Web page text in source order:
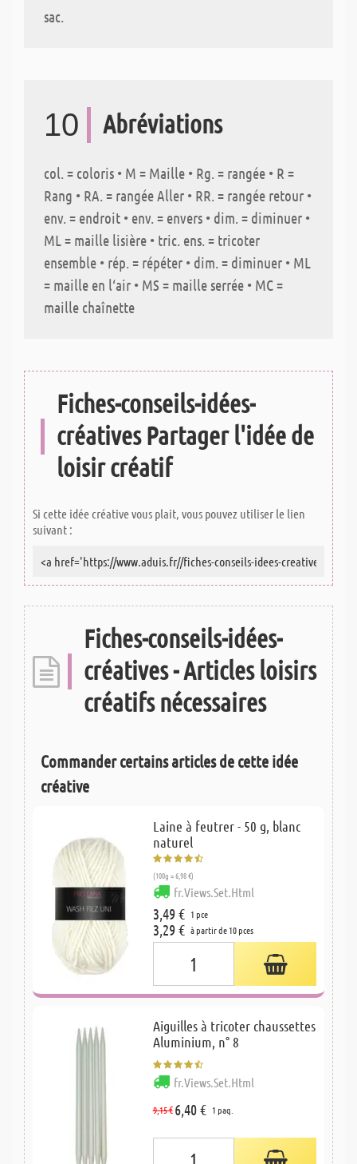
sac.
10 Abréviations
col. = coloris • M = Maille • Rg. = rangée • R =
Rang • RA. = rangée Aller • RR. = rangée retour •
env. = endroit • env. = envers • dim. = diminuer •
ML = maille lisière • tric. ens. = tricoter
ensemble • rép. = répéter • dim. = diminuer • ML
= maille en l‘air • MS = maille serrée • MC =
maille chaînette
Fiches-conseils-idées-
créatives Partager l'idée de
loisir créatif
Si cette idée créative vous plait, vous pouvez utiliser le lien
suivant :
Fiches-conseils-idées-
créatives - Articles loisirs
créatifs nécessaires
Commander certains articles de cette idée
créative
Laine à feutrer - 50 g, blanc
naturel
(100g = 6,98 €)
fr.Views.Set.Html
3,49 € 1 pce
3,29 € à partir de 10 pces
Aiguilles à tricoter chaussettes
Aluminium, n° 8
fr.Views.Set.Html
9,15 € 6,40 € 1 paq.